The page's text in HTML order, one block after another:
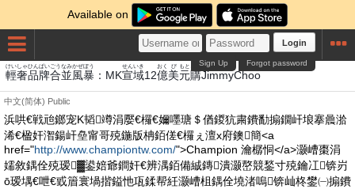
Available on
Login
Forgot password
Sign Up
輕
けい
奢
しゃ
品
ひん
牌
ぱい
合
ごう
並
なみ
風
かぜ
暴
ぼう
：MK宣
せん
域
いき
12億
おく
美
び
元
もと
購
こう
JimmyChoo
中文(简体) Public
浜哄€戦兘鎯宠Κ韬竴涓嬮€欏€嬭嚜瑭＄偤鍐犺粛鐨勫搧鐗屽埌搴曟湁
浠€楹奸潪鍚屽皨甯哥殑鍦版柟銆傞€欏ぇ澶х府鐭簡<a
href="http://www.championtw.com/">Champion 瀹樼恫</a>灏嶆棗涓
嬬敘鍝佺殑瑷▓鍙婄爺鐧奸€辨湡銆備絾鏄潰灏嶅競鍫寸殑鑰冮锛岃
ō瑷堣€呭€戜篃寰堝揩鎰忚瓨鍒帮紝灏嶆柤鍝佺墝渚嗚锛屾柊鐢㈠搧鐨